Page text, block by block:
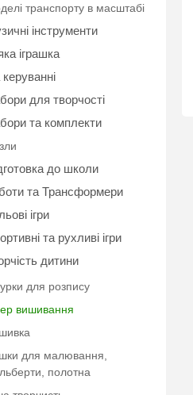
транспорту в масштабі
інструменти
іграшка
для творчості
та комплекти
до школи
та Трансформери
ігри
та рухливі ігри
дитини
для розпису
вишивання
для малювання,
полотна